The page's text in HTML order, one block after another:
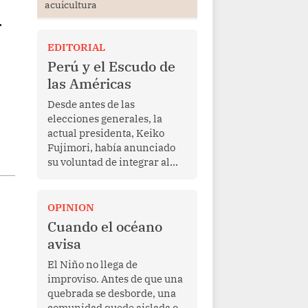
acuicultura
EDITORIAL
Perú y el Escudo de
las Américas
Desde antes de las
elecciones generales, la
actual presidenta, Keiko
Fujimori, había anunciado
su voluntad de integrar al
en marzo de este año por el
mandatario estadounidense
Donald Trump, con el fin de
enfrentar al crimen
transnacional organizado y
al tráfico de drogas.
OPINION
Cuando el océano
avisa
El Niño no llega de
improviso. Antes de que una
quebrada se desborde, una